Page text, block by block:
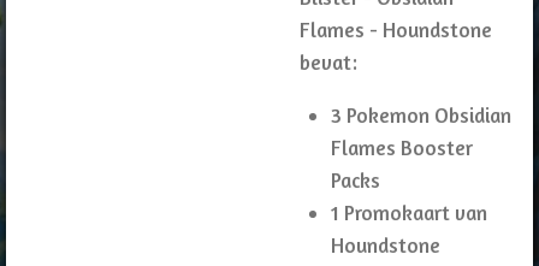
Flames - Houndstone
bevat:
3 Pokemon Obsidian
Flames Booster
Packs
1 Promokaart van
Houndstone